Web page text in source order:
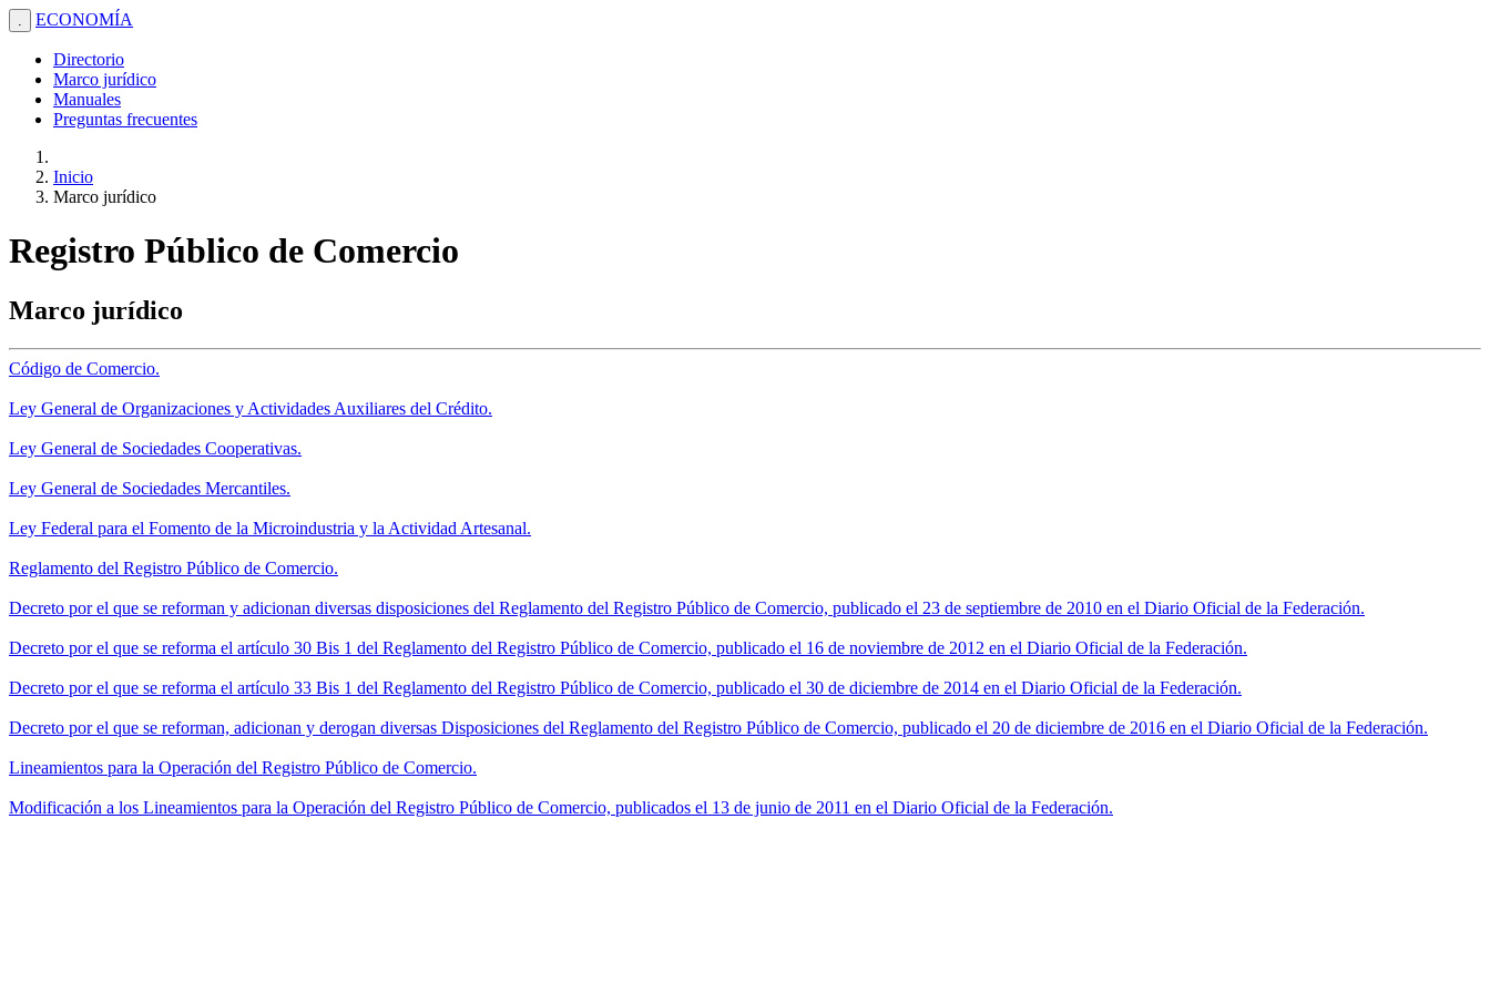
. ECONOMÍA
Directorio
Marco jurídico
Manuales
Preguntas frecuentes
Inicio
Marco jurídico
Registro Público de Comercio
Marco jurídico
Código de Comercio.
Ley General de Organizaciones y Actividades Auxiliares del Crédito.
Ley General de Sociedades Cooperativas.
Ley General de Sociedades Mercantiles.
Ley Federal para el Fomento de la Microindustria y la Actividad Artesanal.
Reglamento del Registro Público de Comercio.
Decreto por el que se reforman y adicionan diversas disposiciones del Reglamento del Registro Público de Comercio, publicado el 23 de septiembre de 2010 en el Diario Oficial de la Federación.
Decreto por el que se reforma el artículo 30 Bis 1 del Reglamento del Registro Público de Comercio, publicado el 16 de noviembre de 2012 en el Diario Oficial de la Federación.
Decreto por el que se reforma el artículo 33 Bis 1 del Reglamento del Registro Público de Comercio, publicado el 30 de diciembre de 2014 en el Diario Oficial de la Federación.
Decreto por el que se reforman, adicionan y derogan diversas Disposiciones del Reglamento del Registro Público de Comercio, publicado el 20 de diciembre de 2016 en el Diario Oficial de la Federación.
Lineamientos para la Operación del Registro Público de Comercio.
Modificación a los Lineamientos para la Operación del Registro Público de Comercio, publicados el 13 de junio de 2011 en el Diario Oficial de la Federación.